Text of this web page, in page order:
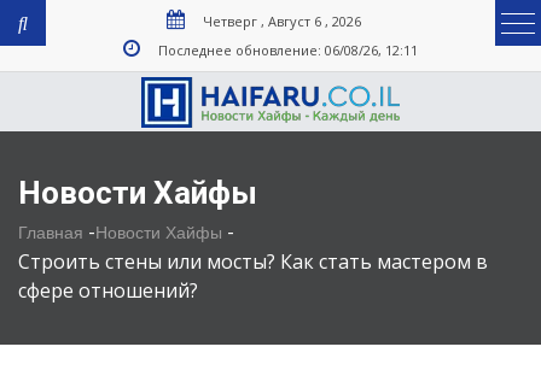
Четверг , Август 6 , 2026
Последнее обновление: 06/08/26, 12:11
Новости Хайфы
Главная -Новости Хайфы -
Строить стены или мосты? Как стать мастером в
сфере отношений?